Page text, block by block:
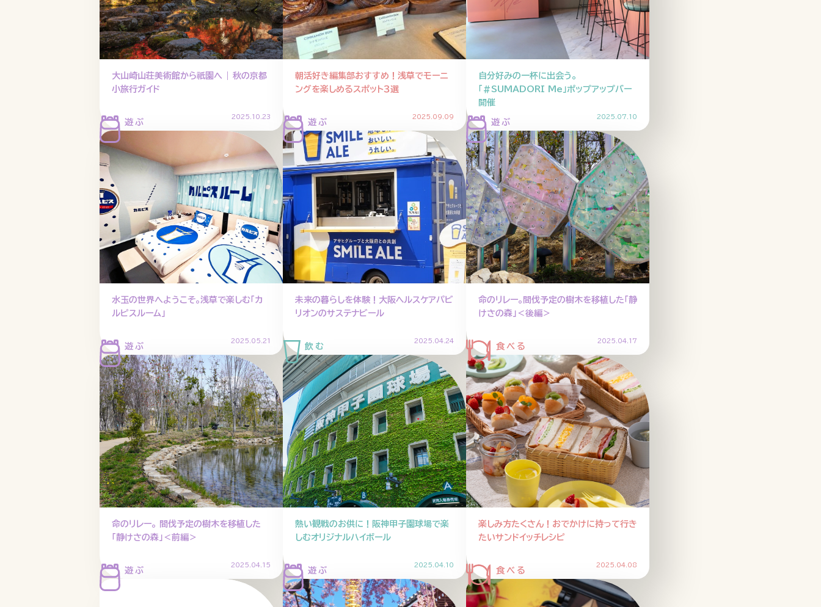
大山崎山荘美術館から祇園へ | 秋の京都
小旅行ガイド
2025.10.23
朝活好き編集部おすすめ！浅草でモーニ
ングを楽しめるスポット３選
2025.09.09
自分好みの一杯に出会う。
「#SUMADORI Me」ポップアップバー
開催
2025.07.10
水玉の世界へようこそ。浅草で楽しむ「カ
ルピスルーム」
2025.05.21
未来の暮らしを体験！大阪ヘルスケアパビ
リオンのサステナビール
2025.04.24
命のリレー。間伐予定の樹木を移植した「静
けさの森」＜後編＞
2025.04.17
命のリレー。 間伐予定の樹木を移植した
「静けさの森」＜前編＞
2025.04.15
熱い観戦のお供に！阪神甲子園球場で楽
しむオリジナルハイボール
2025.04.10
楽しみ方たくさん！おでかけに持って行き
たいサンドイッチレシピ
2025.04.08